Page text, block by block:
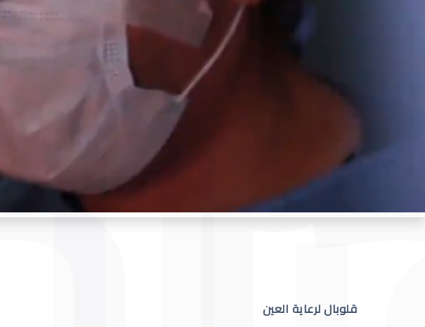
قلوبال لرعاية العين